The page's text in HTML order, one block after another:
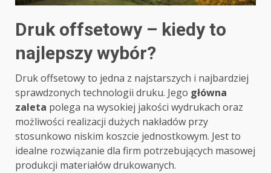
Druk offsetowy – kiedy to
najlepszy wybór?
Druk offsetowy to jedna z najstarszych i najbardziej
sprawdzonych technologii druku. Jego główna
zaleta polega na wysokiej jakości wydrukach oraz
możliwości realizacji dużych nakładów przy
stosunkowo niskim koszcie jednostkowym. Jest to
idealne rozwiązanie dla firm potrzebujących masowej
produkcji materiałów drukowanych.